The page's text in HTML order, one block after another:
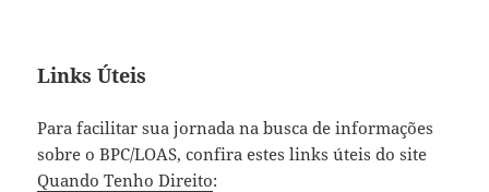
Links Úteis
Para facilitar sua jornada na busca de informações
sobre o BPC/LOAS, confira estes links úteis do site
Quando Tenho Direito: